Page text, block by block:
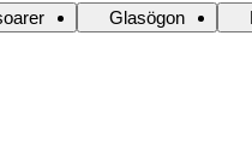
Glasögon